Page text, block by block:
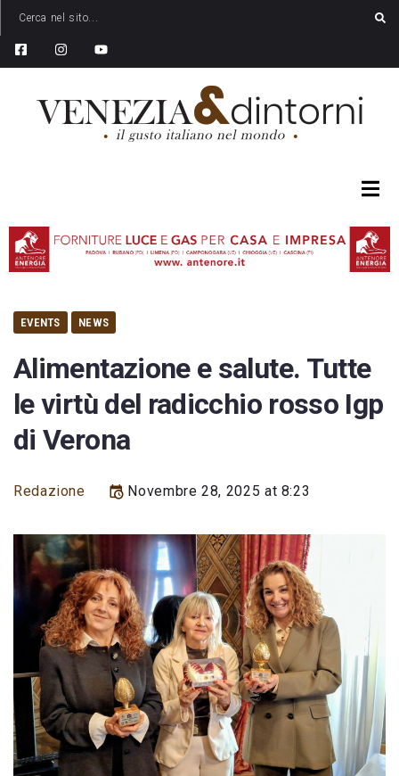
EVENTS NEWS
Alimentazione e salute. Tutte
le virtù del radicchio rosso Igp
di Verona
Redazione Novembre 28, 2025 at 8:23